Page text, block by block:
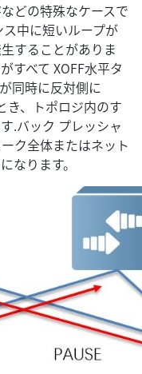
どの特殊なケースで
中に短いループが
することがありま
すべて XOFF水平タ
同時に反対側に
き、トポロジ内のす
.バック プレッシャ
ク全体またはネット
なります。